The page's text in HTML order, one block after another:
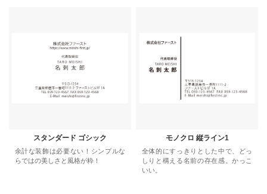
スタンダード ゴシック
余計な装飾は必要ない！シンプルな
らではの美しさと風格が粋！
モノクロ 縦ライン1
全体的にすっきりとした中で、どっ
しりと構える名前の存在感。かっこ
いい。